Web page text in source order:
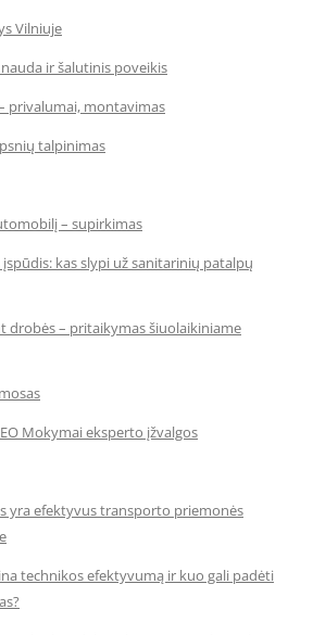
Vilniuje
ir šalutinis poveikis
privalumai, montavimas
talpinimas
– supirkimas
kas slypi už sanitarinių patalpų
drobės – pritaikymas šiuolaikiniame
Mokymai eksperto įžvalgos
yra efektyvus transporto priemonės
technikos efektyvumą ir kuo gali padėti